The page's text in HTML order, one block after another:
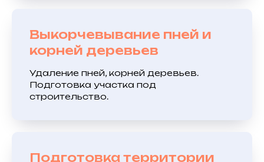
Выкорчевывание пней и
корней деревьев
Удаление пней, корней деревьев.
Подготовка участка под
строительство.
Подготовка территории